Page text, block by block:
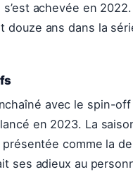
achevée en
douze ans dans la
avec le spin-
en 2023. La
comme la
ses adieux au